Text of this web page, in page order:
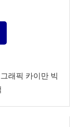
래픽 카이만 빅